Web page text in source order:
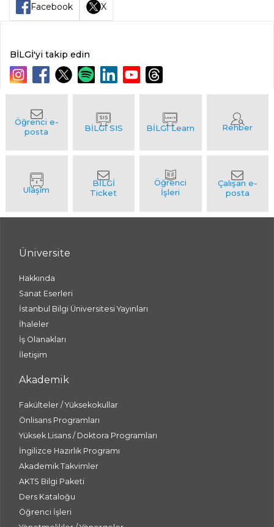
Facebook X
BİLGİ'yi takip edin
Üniversite
Hakkında
Sanat Eserleri
İstanbul Bilgi Üniversitesi Yayınları
İhaleler
İş Olanakları
İletişim
Akademik
Fakülteler / Yüksekokullar
Önlisans Programları
Yüksek Lisans / Doktora Programları
İngilizce Hazırlık Programı
Akademik Takvimler
AKTS Bilgi Paketi
Ders Kataloğu
Öğrenci İşleri